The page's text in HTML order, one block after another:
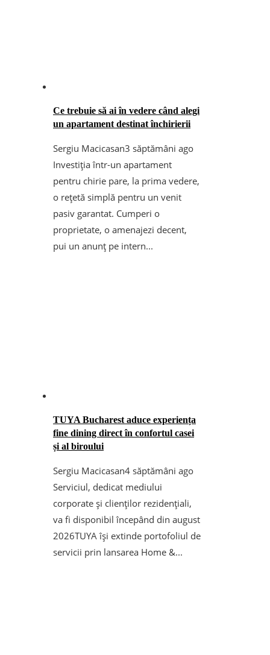
Ce trebuie să ai în vedere când alegi
un apartament destinat închirierii
Sergiu Macicasan3 săptămâni ago
Investiția într-un apartament
pentru chirie pare, la prima vedere,
o rețetă simplă pentru un venit
pasiv garantat. Cumperi o
proprietate, o amenajezi decent,
pui un anunț pe intern...
TUYA Bucharest aduce experiența
fine dining direct în confortul casei
și al biroului
Sergiu Macicasan4 săptămâni ago
Serviciul, dedicat mediului
corporate și clienților rezidențiali,
va fi disponibil începând din august
2026TUYA își extinde portofoliul de
servicii prin lansarea Home &...